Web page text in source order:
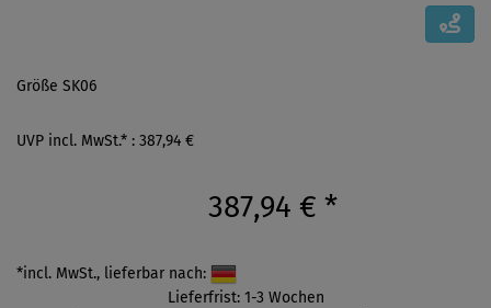
Größe SK06
UVP incl. MwSt.* : 387,94 €
387,94 € *
*incl. MwSt., lieferbar nach:
Lieferfrist: 1-3 Wochen